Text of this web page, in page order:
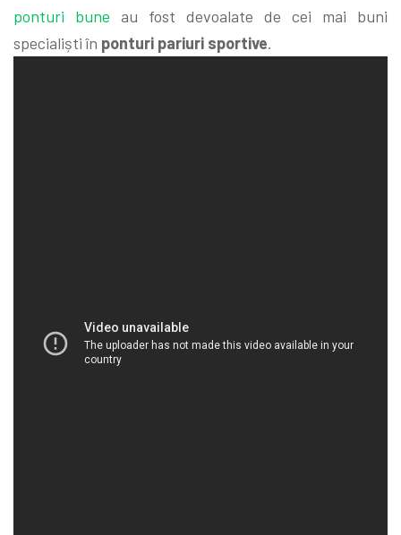
ponturi bune au fost devoalate de cei mai buni
specialiști în ponturi pariuri sportive.